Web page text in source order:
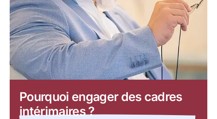
Pourquoi engager des cadres
intérimaires ?